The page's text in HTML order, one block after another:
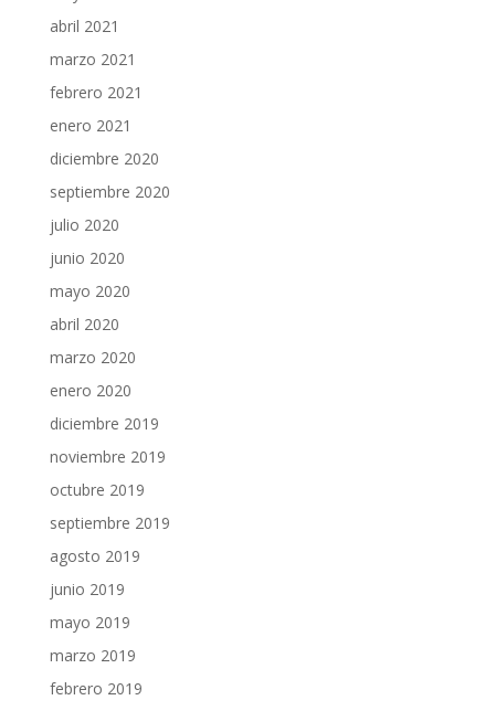
abril 2021
marzo 2021
febrero 2021
enero 2021
diciembre 2020
septiembre 2020
julio 2020
junio 2020
mayo 2020
abril 2020
marzo 2020
enero 2020
diciembre 2019
noviembre 2019
octubre 2019
septiembre 2019
agosto 2019
junio 2019
mayo 2019
marzo 2019
febrero 2019